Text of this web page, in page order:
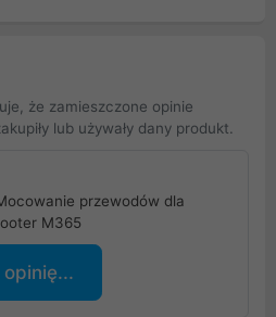
że zamieszczone opinie
lub używały dany produkt.
przewodów dla
M365